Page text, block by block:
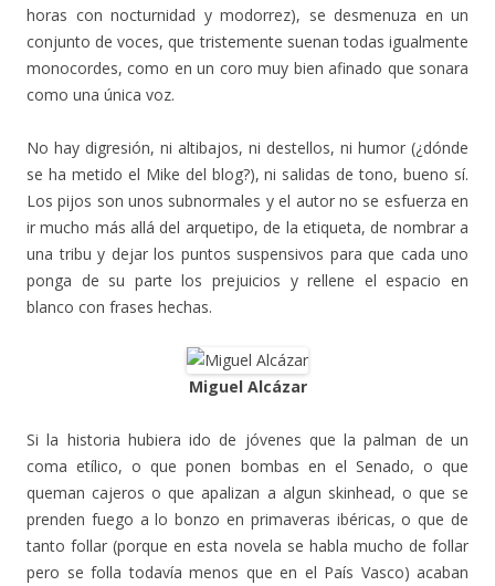
horas con nocturnidad y modorrez), se desmenuza en un
conjunto de voces, que tristemente suenan todas igualmente
monocordes, como en un coro muy bien afinado que sonara
como una única voz.
No hay digresión, ni altibajos, ni destellos, ni humor (¿dónde
se ha metido el Mike del blog?), ni salidas de tono, bueno sí.
Los pijos son unos subnormales y el autor no se esfuerza en
ir mucho más allá del arquetipo, de la etiqueta, de nombrar a
una tribu y dejar los puntos suspensivos para que cada uno
ponga de su parte los prejuicios y rellene el espacio en
blanco con frases hechas.
Miguel Alcázar
Si la historia hubiera ido de jóvenes que la palman de un
coma etílico, o que ponen bombas en el Senado, o que
queman cajeros o que apalizan a algun skinhead, o que se
prenden fuego a lo bonzo en primaveras ibéricas, o que de
tanto follar (porque en esta novela se habla mucho de follar
pero se folla todavía menos que en el País Vasco) acaban